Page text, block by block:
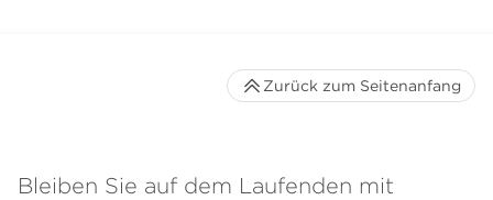
Bleiben Sie auf dem Laufenden mit
Zurück zum Seitenanfang